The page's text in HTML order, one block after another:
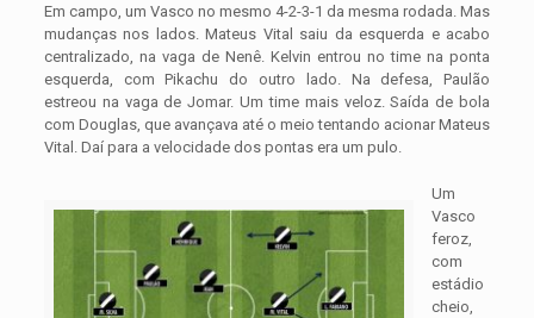
Em campo, um Vasco no mesmo 4-2-3-1 da mesma rodada. Mas
mudanças nos lados. Mateus Vital saiu da esquerda e acabo
centralizado, na vaga de Nenê. Kelvin entrou no time na ponta
esquerda, com Pikachu do outro lado. Na defesa, Paulão
estreou na vaga de Jomar. Um time mais veloz. Saída de bola
com Douglas, que avançava até o meio tentando acionar Mateus
Vital. Daí para a velocidade dos pontas era um pulo.
Um
Vasco
feroz,
com
estádio
cheio,